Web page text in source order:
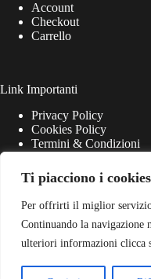
Ti piacciono i
Per offrirti il miglior
Continuando la navigazione
ulteriori informazioni clicca
Account
Checkout
Carrello
Link Importanti
Privacy Policy
Cookies Policy
Termini & Condizioni